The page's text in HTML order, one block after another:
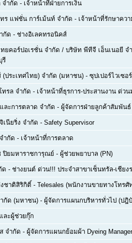
จำกัด - เจ้าหน้าที่ฝ่ายการเงิน
ร แฟชั่น การ์เม้นท์ จำกัด - เจ้าหน้าที่รักษาคว
กัด - ช่างอิเลคทรอนิคส์
ยคอร์ปอเรชั่น จำกัด / บริษัท พีทีจี เอ็นเนอยี จ
รี
(ประเทศไทย) จำกัด (มหาชน) - ซุปเปอร์ไวเซ
รล จำกัด - เจ้าหน้าที่ธุรการ-ประสานงาน ด่วน
ะการตลาด จำกัด - ผู้จัดการฝ่ายลูกค้าสัมพันธ์
เนียริ่ง จำกัด - Safety Supervisor
ำกัด - เจ้าหน้าที่การตลาด
ปิยมหาราชการุณย์ - ผู้ช่วยพยาบาล (PN)
ด - ช่างยนต์ ด่วน!!! ประจำสาขาเซ็นทรัล-เชียง
ชาติสิริกิติ์ - Telesales (พนักงานขายทางโทร
กัด (มหาชน) - ผู้จัดการแผนกบริหารทั่วไป (ปฎิ
ละผู้ช่วยกุ๊ก
จำกัด - ผู้จัดการแผนกย้อมผ้า Dyeing Manager